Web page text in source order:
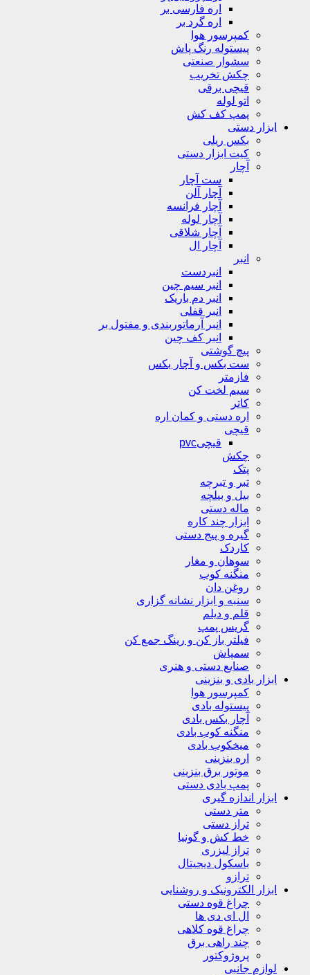
اره فارسی بر
اره گرد بر
کمپرسور هوا
پیستوله رنگ پاش
سشوار صنعتی
چکش تخریب
قیچی برقی
اتو لوله
پمپ کف کش
ابزار دستی
بکس ریلی
کیت ابزار دستی
آچار
ست آچار
آچار آلن
آچار فرانسه
آچار لوله
آچار شلاقی
آچار ال
انبر
انبردست
انبر سیم چین
انبر دم باریک
انبر قفلی
انبر آرماتوربندی و مفتول بر
انبر کف چین
پیچ گوشتی
ست بکس و آچار بکس
فازمتر
سیم لخت کن
کاتر
اره دستی و کمان اره
قیچی
قیچیpvc
چکش
پتک
تبر و تبرچه
بیل و بیلچه
ماله دستی
ابزار چند کاره
گیره و پیج دستی
کاردک
سوهان و مغار
منگنه کوب
روغن دان
سنبه و ابزار نشانه گزاری
قلم و دیلم
گریس پمپ
فیلتر باز کن و رینگ جمع کن
سمپاش
صنایع دستی و هنری
ابزار بادی و بنزینی
کمپرسور هوا
پیستوله بادی
آچار بکس بادی
منگنه کوب بادی
میخکوب بادی
اره بنزینی
موتور برق بنزینی
پمپ بادی دستی
ابزار اندازه گیری
متر دستی
تراز دستی
خط کش و گونیا
تراز لیزری
باسکول دیجیتال
ترازو
ابزار الکترونیک و روشنایی
چراغ قوه دستی
ال ای دی ها
چراغ قوه کلاهی
چند راهی برق
پروژوکتور
لوازم جانبی